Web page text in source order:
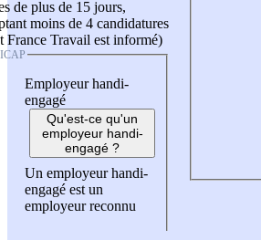
de plus de 15 jours,
moins de 4 candidatures
France Travail est informé)
Employeur handi-
engagé
Qu'est-ce qu'un
employeur handi-
engagé ?
Un employeur handi-
engagé est un
employeur reconnu